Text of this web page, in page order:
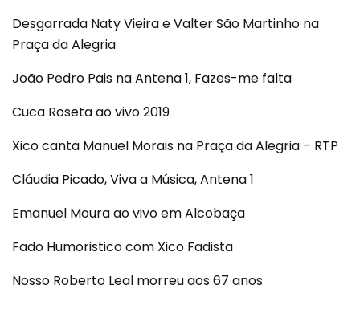
Desgarrada Naty Vieira e Valter São Martinho na
Praça da Alegria
João Pedro Pais na Antena 1, Fazes-me falta
Cuca Roseta ao vivo 2019
Xico canta Manuel Morais na Praça da Alegria – RTP
Cláudia Picado, Viva a Música, Antena 1
Emanuel Moura ao vivo em Alcobaça
Fado Humoristico com Xico Fadista
Nosso Roberto Leal morreu aos 67 anos